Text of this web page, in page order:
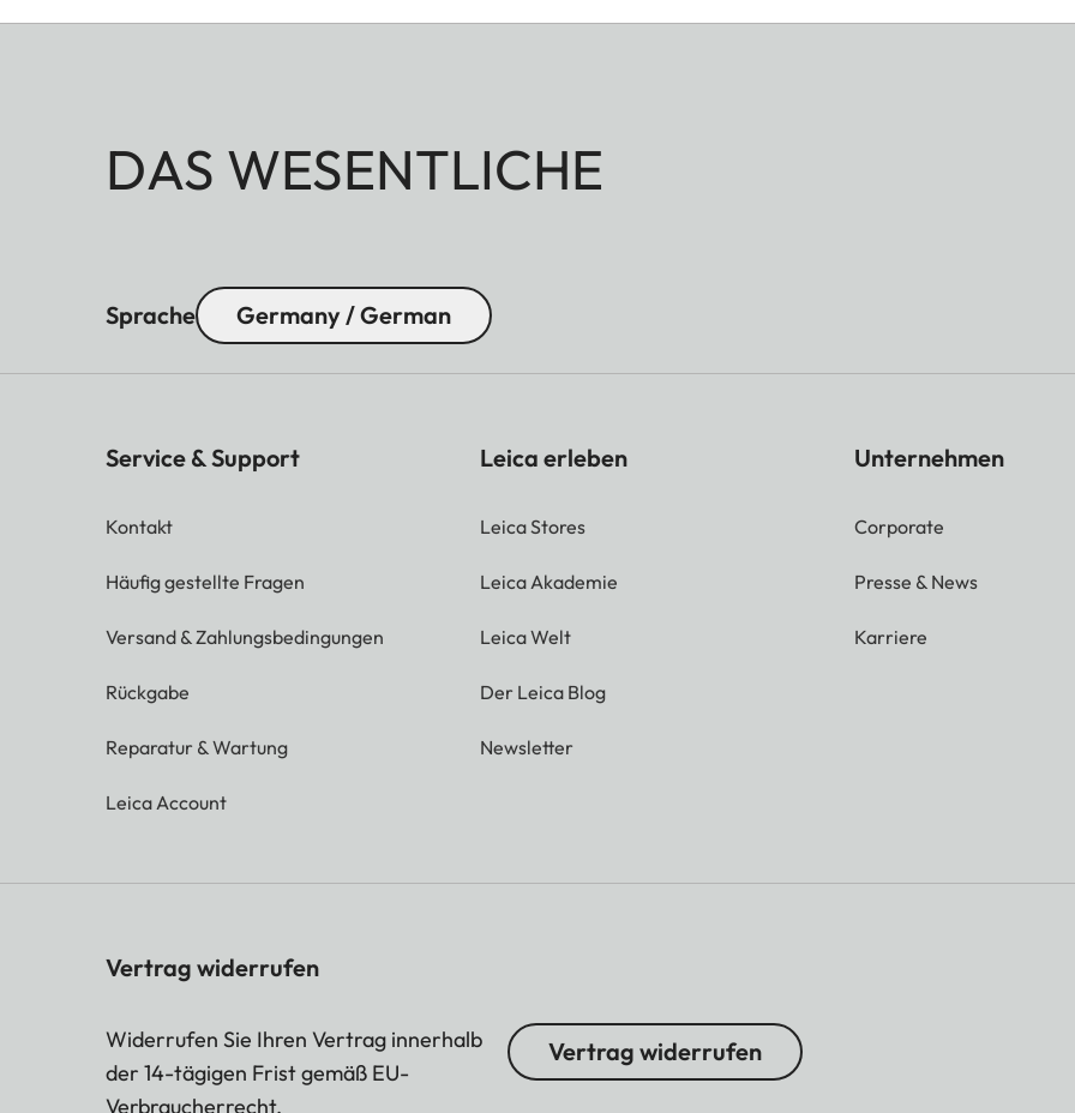
DAS WESENTLICHE
Sprache Germany / German
Service & Support
Kontakt
Häufig gestellte Fragen
Versand & Zahlungsbedingungen
Rückgabe
Reparatur & Wartung
Leica Account
Leica erleben
Leica Stores
Leica Akademie
Leica Welt
Der Leica Blog
Newsletter
Unternehmen
Corporate
Presse & News
Karriere
Vertrag widerrufen
Widerrufen Sie Ihren Vertrag innerhalb
der 14-tägigen Frist gemäß EU-
Verbraucherrecht.
Vertrag widerrufen